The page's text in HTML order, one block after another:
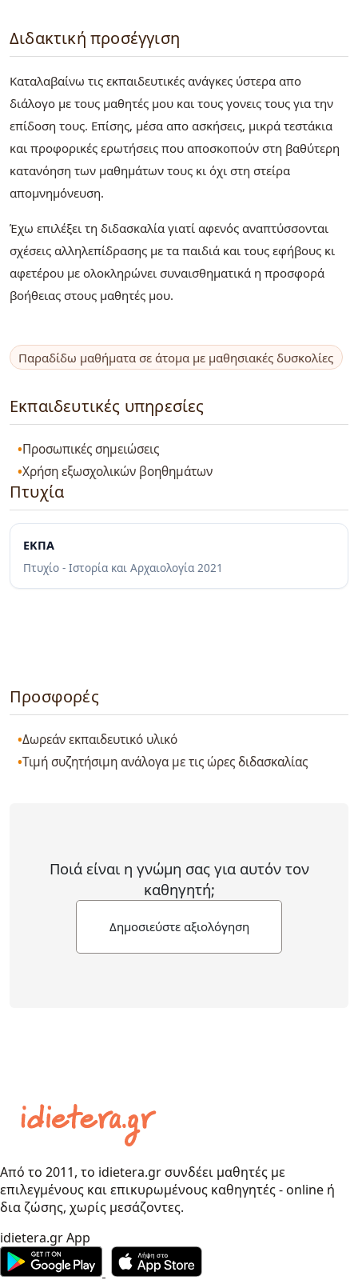
Διδακτική προσέγγιση
Καταλαβαίνω τις εκπαιδευτικές ανάγκες ύστερα απο
διάλογο με τους μαθητές μου και τους γονεις τους για την
επίδοση τους. Επίσης, μέσα απο ασκήσεις, μικρά τεστάκια
και προφορικές ερωτήσεις που αποσκοπούν στη βαθύτερη
κατανόηση των μαθημάτων τους κι όχι στη στείρα
απομνημόνευση.
Έχω επιλέξει τη διδασκαλία γιατί αφενός αναπτύσσονται
σχέσεις αλληλεπίδρασης με τα παιδιά και τους εφήβους κι
αφετέρου με ολοκληρώνει συναισθηματικά η προσφορά
βοήθειας στους μαθητές μου.
Παραδίδω μαθήματα σε άτομα με μαθησιακές δυσκολίες
Εκπαιδευτικές υπηρεσίες
Προσωπικές σημειώσεις
Χρήση εξωσχολικών βοηθημάτων
Πτυχία
ΕΚΠΑ
Πτυχίο - Ιστορία και Αρχαιολογία 2021
Προσφορές
Δωρεάν εκπαιδευτικό υλικό
Τιμή συζητήσιμη ανάλογα με τις ώρες διδασκαλίας
Ποιά είναι η γνώμη σας για αυτόν τον
καθηγητή;
Δημοσιεύστε αξιολόγηση
Από το 2011, το idietera.gr συνδέει μαθητές με
επιλεγμένους και επικυρωμένους καθηγητές - online ή
δια ζώσης, χωρίς μεσάζοντες.
idietera.gr App